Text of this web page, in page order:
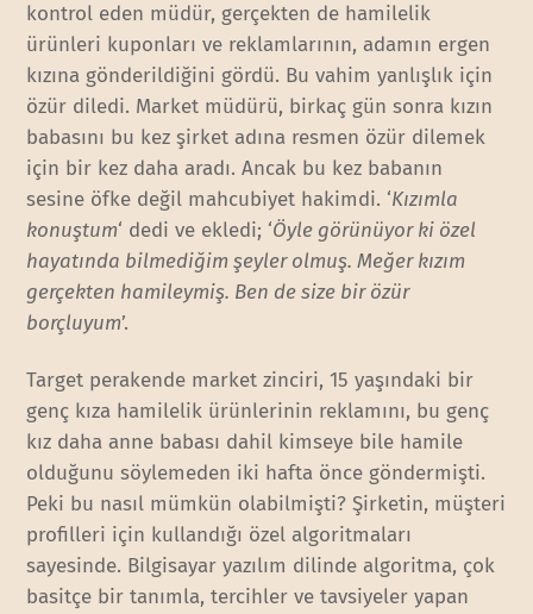
kontrol eden müdür, gerçekten de hamilelik
ürünleri kuponları ve reklamlarının, adamın ergen
kızına gönderildiğini gördü. Bu vahim yanlışlık için
özür diledi. Market müdürü, birkaç gün sonra kızın
babasını bu kez şirket adına resmen özür dilemek
için bir kez daha aradı. Ancak bu kez babanın
sesine öfke değil mahcubiyet hakimdi. ‘Kızımla
konuştum‘ dedi ve ekledi; ‘Öyle görünüyor ki özel
hayatında bilmediğim şeyler olmuş. Meğer kızım
gerçekten hamileymiş. Ben de size bir özür
borçluyum’.
Target perakende market zinciri, 15 yaşındaki bir
genç kıza hamilelik ürünlerinin reklamını, bu genç
kız daha anne babası dahil kimseye bile hamile
olduğunu söylemeden iki hafta önce göndermişti.
Peki bu nasıl mümkün olabilmişti? Şirketin, müşteri
profilleri için kullandığı özel algoritmaları
sayesinde. Bilgisayar yazılım dilinde algoritma, çok
basitçe bir tanımla, tercihler ve tavsiyeler yapan